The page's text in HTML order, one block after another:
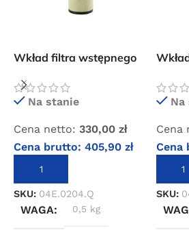
Wkład filtra wstępnego
Na stanie
Cena netto: 330,00 zł
Cena brutto: 405,90 zł
DODAJ DO KOSZYKA
SKU: 04E.0204.Q
WAGA 0,5 kg
Na
Cena
Cena
SKU: